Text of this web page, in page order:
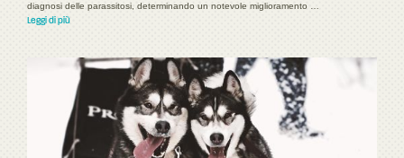
diagnosi delle parassitosi, determinando un notevole miglioramento …
Leggi di più